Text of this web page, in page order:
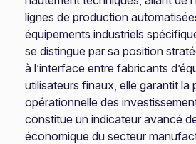
lignes de production
équipements industriels
se distingue par sa position
à l’interface entre fabricants
utilisateurs finaux, elle garantit la
opérationnelle des
constitue un indicateur avancé
économique du secteur